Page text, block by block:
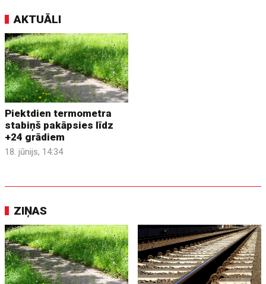
AKTUĀLI
Piektdien termometra
stabiņš pakāpsies līdz
+24 grādiem
18. jūnijs, 14:34
ZIŅAS